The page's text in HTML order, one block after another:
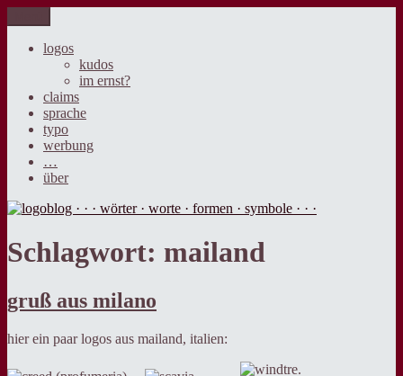
Inhalt
springen
logoblog · · · wörter · worte · formen · symbole · · ·
der blog über sprache, design und werbung.
logos
kudos
im ernst?
claims
sprache
typo
werbung
…
über
Schlagwort: mailand
gruß aus milano
hier ein paar logos aus mailand, italien: